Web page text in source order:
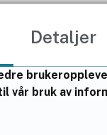
Fant
Detaljer
vår bruk av